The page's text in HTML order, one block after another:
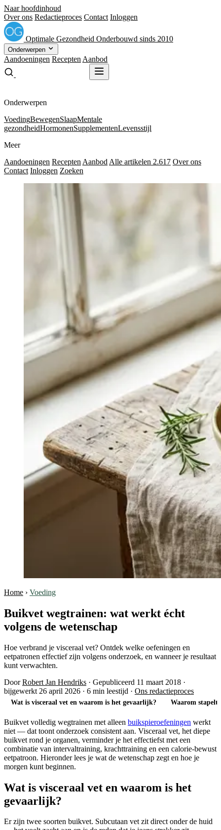
Naar hoofdinhoud
Over ons Redactieproces Contact Inloggen
Optimale Gezondheid Onderbouwd sinds 2010
Onderwerpen
Aandoeningen Recepten Aanbod
Onderwerpen
VoedingBewegenSlaapMentale
gezondheidHormonenSupplementenLevensstijl
Meer
Aandoeningen Recepten Aanbod Alle artikelen 2.617 Over ons
Contact Inloggen Zoeken
Home › Voeding
Buikvet wegtrainen: wat werkt écht
volgens de wetenschap
Hoe verbrand je visceraal vet? Ontdek welke oefeningen en
eetpatronen effectief zijn volgens onderzoek, en wanneer je resultaat
kunt verwachten.
DoorRobert Jan Hendriks · Gepubliceerd 11 maart 2018 ·
bijgewerkt 26 april 2026 · 6 min leestijd · Ons redactieproces
Wat is visceraal vet en waarom is het gevaarlijk? Waarom stapelt
Buikvet volledig wegtrainen met alleen buikspieroefeningen werkt
niet — dat toont onderzoek consistent aan. Visceraal vet, het diepe
buikvet rond je organen, verminder je het effectiefst met een
combinatie van intervaltraining, krachttraining en een calorie-bewust
eetpatroon. Hieronder lees je wat de wetenschap zegt en hoe je
morgen kunt beginnen.
Wat is visceraal vet en waarom is het
gevaarlijk?
Er zijn twee soorten buikvet. Subcutaan vet zit direct onder de huid